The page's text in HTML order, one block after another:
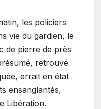
les policiers
vie du gardien, le
de pierre de près
retrouvé
errait en état
ensanglantés,
Libération.